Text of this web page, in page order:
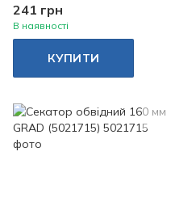
241 грн
В наявності
КУПИТИ